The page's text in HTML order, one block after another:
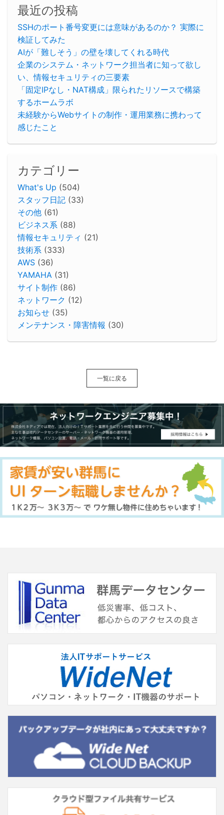
最近の投稿
SSHのポート番号変更には意味があるのか？ 実際に
検証してみた
AIが「難しそう」の壁を壊してくれる時代
企業のシステム・ネットワーク担当者に知って欲し
い、情報セキュリティの三要素
「固定IPなし・NAT構成」限られたリソースで構築
するホームラボ
未経験からWebサイトの制作・運用業務に携わって
感じたこと
カテゴリー
What's Up (504)
スタッフ日記 (33)
その他 (61)
ビジネス系 (88)
情報セキュリティ (21)
技術系 (333)
AWS (36)
YAMAHA (31)
サイト制作 (86)
ネットワーク (12)
お知らせ (35)
メンテナンス・障害情報 (30)
一覧に戻る